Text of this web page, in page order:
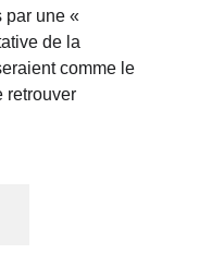
par une «
de la
comme le
retrouver